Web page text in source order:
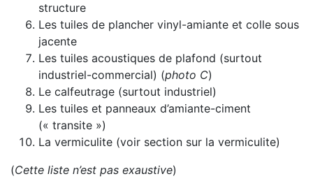
structure
Les tuiles de plancher vinyl-amiante et colle sous
jacente
Les tuiles acoustiques de plafond (surtout
industriel-commercial) (photo C)
Le calfeutrage (surtout industriel)
Les tuiles et panneaux d’amiante-ciment
(« transite »)
La vermiculite (voir section sur la vermiculite)
(Cette liste n’est pas exaustive)